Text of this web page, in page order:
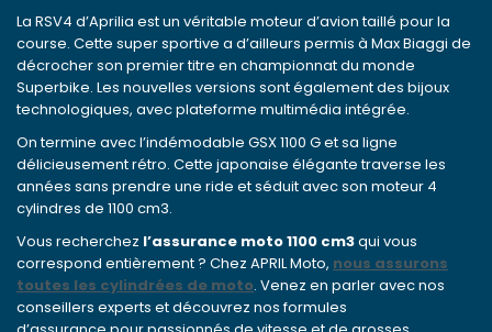
La RSV4 d’Aprilia est un véritable moteur d’avion taillé pour la
course. Cette super sportive a d’ailleurs permis à Max Biaggi de
décrocher son premier titre en championnat du monde
Superbike. Les nouvelles versions sont également des bijoux
technologiques, avec plateforme multimédia intégrée.
On termine avec l’indémodable GSX 1100 G et sa ligne
délicieusement rétro. Cette japonaise élégante traverse les
années sans prendre une ride et séduit avec son moteur 4
cylindres de 1100 cm3.
Vous recherchez l’assurance moto 1100 cm3qui vous
correspond entièrement ? Chez APRIL Moto, nous assurons
toutes les cylindrées de moto. Venez en parler avec nos
conseillers experts et découvrez nos formules